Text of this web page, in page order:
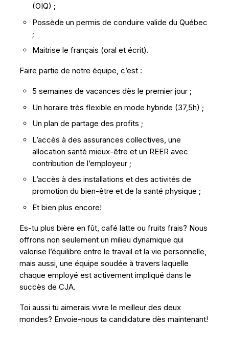
(OIQ) ;
Possède un permis de conduire valide du Québec
;
Maitrise le français (oral et écrit).
Faire partie de notre équipe, c’est :
5 semaines de vacances dès le premier jour ;
Un horaire très flexible en mode hybride (37,5h) ;
Un plan de partage des profits ;
L’accès à des assurances collectives, une
allocation santé mieux-être et un REER avec
contribution de l’employeur ;
L’accès à des installations et des activités de
promotion du bien-être et de la santé physique ;
Et bien plus encore!
Es-tu plus bière en fût, café latte ou fruits frais? Nous
offrons non seulement un milieu dynamique qui
valorise l’équilibre entre le travail et la vie personnelle,
mais aussi, une équipe soudée à travers laquelle
chaque employé est activement impliqué dans le
succès de CJA.
Toi aussi tu aimerais vivre le meilleur des deux
mondes? Envoie-nous ta candidature dès maintenant!